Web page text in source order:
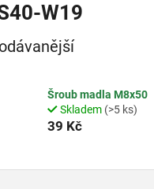
W19
Šroub madla M8x50
Skladem (>5 ks)
39 Kč